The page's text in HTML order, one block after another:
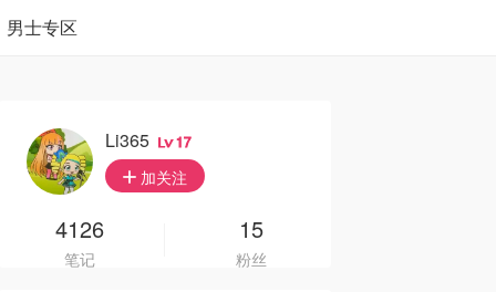
🇦🇺
男士专区
Li365 17
加关注
4126
笔记
15
粉丝